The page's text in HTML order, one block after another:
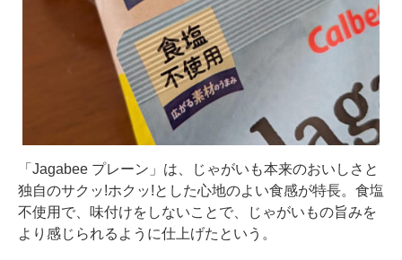
「Jagabee プレーン」は、じゃがいも本来のおいしさと
独自のサクッ!ホクッ!とした心地のよい食感が特長。食塩
不使用で、味付けをしないことで、じゃがいもの旨みを
より感じられるように仕上げたという。